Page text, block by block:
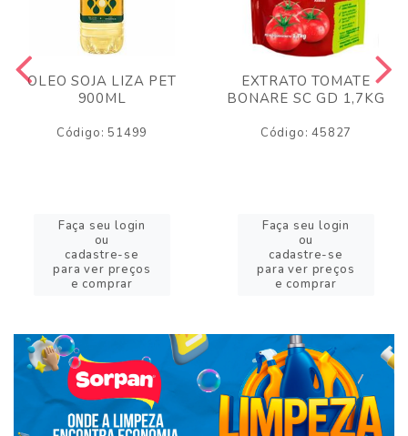
OLEO SOJA LIZA PET
900ML
Código: 51499
Faça seu login
ou
cadastre-se
para ver preços
e comprar
EXTRATO TOMATE
BONARE SC GD 1,7KG
Código: 45827
Faça seu login
ou
cadastre-se
para ver preços
e comprar